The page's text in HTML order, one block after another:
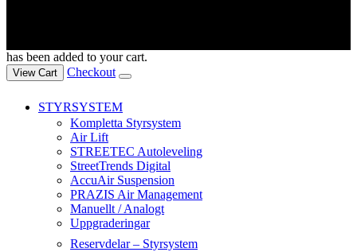
has been added to your cart.
View Cart Checkout
STYRSYSTEM
Kompletta Styrsystem
Air Lift
STREETEC Autoleveling
StreetTrends Digital
AccuAir Suspension
PRAZIS Air Management
Manuellt / Analogt
Uppgraderingar
Reservdelar – Styrsystem